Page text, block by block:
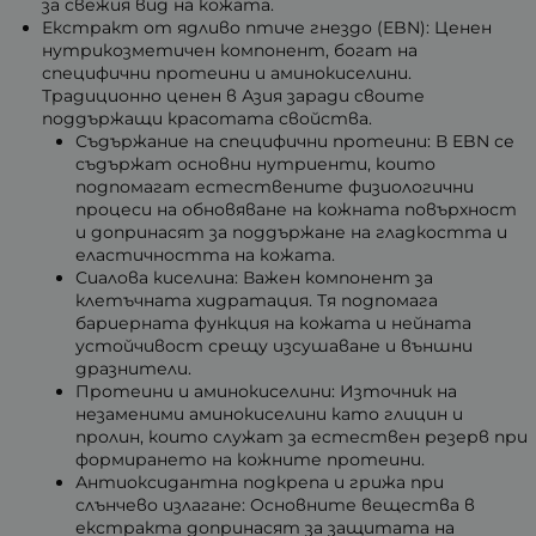
за свежия вид на кожата.
Екстракт от ядливо птиче гнездо (EBN): Ценен
нутрикозметичен компонент, богат на
специфични протеини и аминокиселини.
Традиционно ценен в Азия заради своите
поддържащи красотата свойства.
Съдържание на специфични протеини: В EBN се
съдържат основни нутриенти, които
подпомагат естествените физиологични
процеси на обновяване на кожната повърхност
и допринасят за поддържане на гладкостта и
еластичността на кожата.
Сиалова киселина: Важен компонент за
клетъчната хидратация. Тя подпомага
бариерната функция на кожата и нейната
устойчивост срещу изсушаване и външни
дразнители.
Протеини и аминокиселини: Източник на
незаменими аминокиселини като глицин и
пролин, които служат за естествен резерв при
формирането на кожните протеини.
Антиоксидантна подкрепа и грижа при
слънчево излагане: Основните вещества в
екстракта допринасят за защитата на